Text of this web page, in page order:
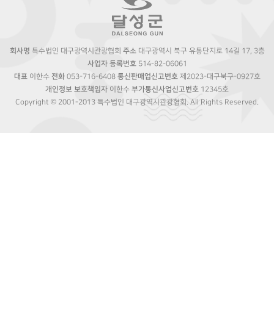
회사명 특수법인 대구광역시관광협회 주소대구광역시 북구 유통단지로 14길 17, 3층
사업자 등록번호514-82-06061
대표이한수 전화053-716-6408 통신판매업신고번호제2023-대구북구-0927호
개인정보 보호책임자 이한수 부가통신사업신고번호 12345호
Copyright © 2001-2013 특수법인 대구광역시관광협회. All Rights Reserved.